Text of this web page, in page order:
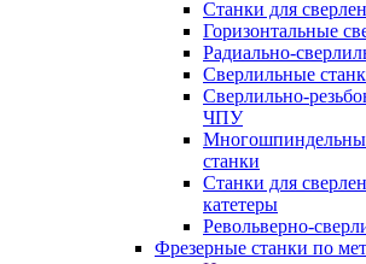
Станки для
Горизонтальные
Радиально-
Сверлильные
Сверлильно-
ЧПУ
станки
Станки для
катетеры
Револьверно-
Фрезерные станки по